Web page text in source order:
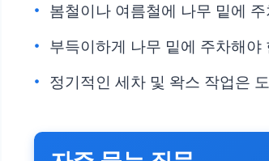
봄철이나 여름철에 나무 밑에
부득이하게 나무 밑에 주차해
정기적인 세차 및 왁스 작업은